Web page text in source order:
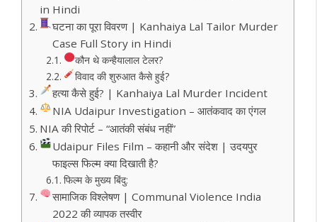
sl
in Hindi
घटना का पूरा विवरण | Kanhaiya Lal Tailor Murder
Case Full Story in Hindi
कौन थे कन्हैयालाल टेलर?
विवाद की शुरुआत कैसे हुई?
हत्या कैसे हुई? | Kanhaiya Lal Murder Incident
NIA Udaipur Investigation – आतंकवाद का एंगल
NIA की रिपोर्ट – “आतंकी संबंध नहीं”
Udaipur Files Film – कहानी और संदेश | उदयपुर
फाइल्स फिल्म क्या दिखाती है?
फिल्म के मुख्य बिंदु:
सामाजिक विश्लेषण | Communal Violence India
2022 की व्यापक तस्वीर